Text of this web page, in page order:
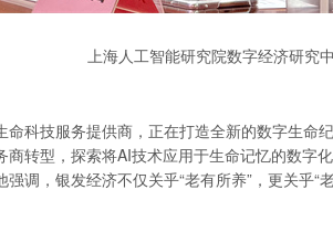
上海人工智能研究院数字经济研究
命科技服务提供商，正在打造全新的数字生命
商转型，探索将AI技术应用于生命记忆的数字
调，银发经济不仅关乎“老有所养”，更关乎